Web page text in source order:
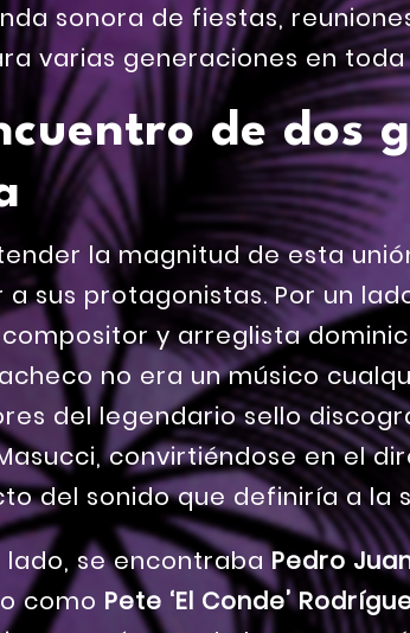
sonora de fiestas,
varias generaciones en toda
de dos
la magnitud de esta
a sus protagonistas. Por un
y arreglista
no era un músico
del legendario sello
convirtiéndose en el
del sonido que definiría a la
lado, se encontrabaPedro
como Pete ‘El Conde’